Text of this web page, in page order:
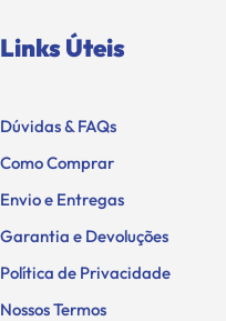
Links Úteis
Dúvidas & FAQs
Como Comprar
Envio e Entregas
Garantia e Devoluções
Política de Privacidade
Nossos Termos